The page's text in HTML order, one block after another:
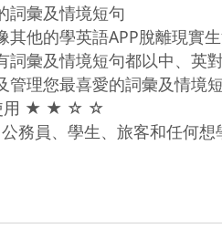
彙及情境短句
他的學英語APP脫離現實
彙及情境短句都以中、英
理您最喜愛的詞彙及情境
用 ★ ★ ☆ ☆
務員、學生、旅客和任何